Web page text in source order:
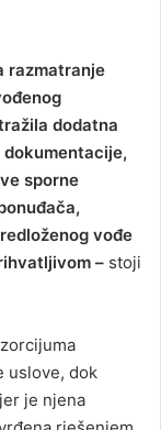
razmatranje
dodatna
sporne
vođe
– stoji
uslove, dok
je njena